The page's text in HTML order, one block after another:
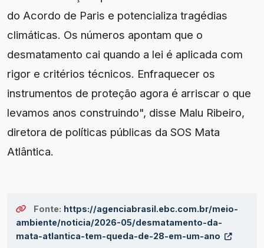
do Acordo de Paris e potencializa tragédias
climáticas. Os números apontam que o
desmatamento cai quando a lei é aplicada com
rigor e critérios técnicos. Enfraquecer os
instrumentos de proteção agora é arriscar o que
levamos anos construindo", disse Malu Ribeiro,
diretora de políticas públicas da SOS Mata
Atlântica.
Fonte: https://agenciabrasil.ebc.com.br/meio-
ambiente/noticia/2026-05/desmatamento-da-
mata-atlantica-tem-queda-de-28-em-um-ano